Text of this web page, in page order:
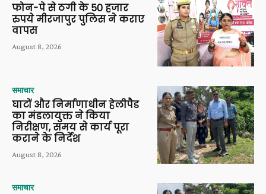
फोन-पे से ठगी के 50 हजार
रुपये मीरजापुर पुलिस ने कराए
वापस
August 8, 2026
समाचार
घाटों और निर्माणाधीन हेलीपैड
का मंडलायुक्त ने किया
निरीक्षण, समय से कार्य पूरा
कराने के निर्देश
August 8, 2026
समाचार